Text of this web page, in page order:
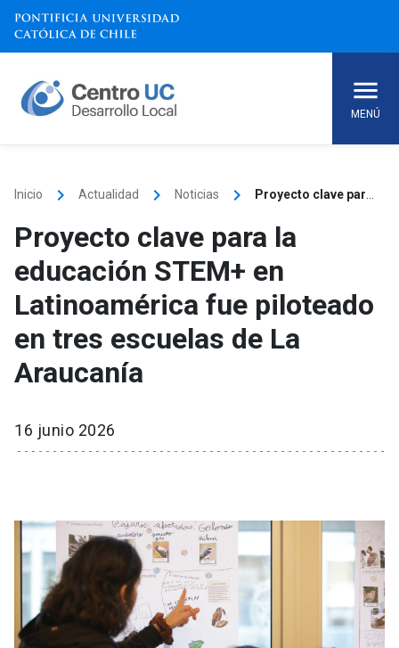
Skip
content
MENÚ
Inicio keyboard_arrow_right Actualidad keyboard_arrow_right Noticias keyboard_arrow_right
Proyecto clave para la
educación STEM+ en
Latinoamérica fue piloteado
en tres escuelas de La
Araucanía
16 junio 2026